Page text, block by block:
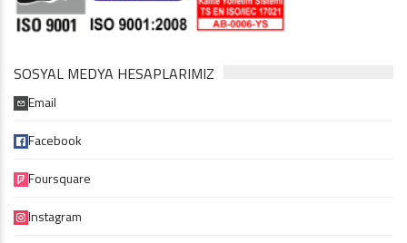
SOSYAL MEDYA HESAPLARIMIZ
Email
Facebook
Foursquare
Instagram